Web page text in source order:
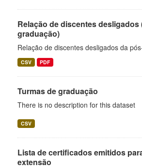
Relação de discentes desligados
graduação)
Relação de discentes desligados da
CSV PDF
Turmas de graduação
There is no description for this dataset
CSV
Lista de certificados emitidos
extensão